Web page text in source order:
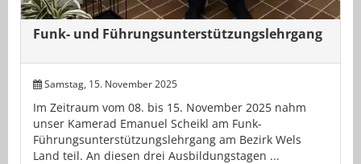
Funk- und Führungsunterstützungslehrgang
Samstag, 15. November 2025
Im Zeitraum vom 08. bis 15. November 2025 nahm
unser Kamerad Emanuel Scheikl am Funk-
Führungsunterstützungslehrgang am Bezirk Wels
Land teil. An diesen drei Ausbildungstagen ...